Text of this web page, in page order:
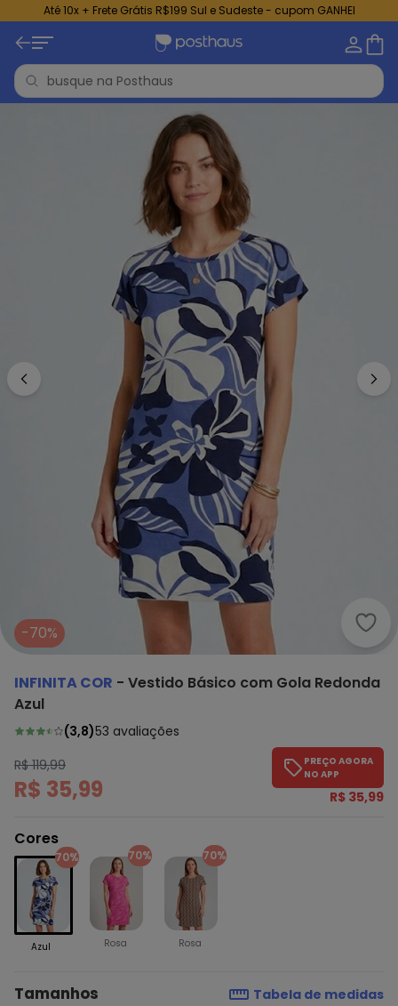
Até 10x + Frete Grátis R$199 Sul e Sudeste - cupom GANHEI
-70%
INFINITA COR - Vestido Básico com Gola Redonda
Azul
(3,8)53 avaliações
R$ 119,99
R$ 35,99
PREÇO AGORA
NO APP
R$ 35,99
Cores
70%
Azul
70%
Rosa
70%
Rosa
Tamanhos Tabela de medidas